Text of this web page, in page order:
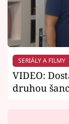
SERIÁLY A FILMY
VIDEO:
druhou